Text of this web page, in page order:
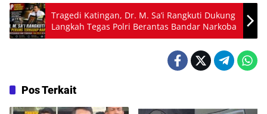
Tragedi Katingan, Dr. M. Sa’i Rangkuti Dukung
Langkah Tegas Polri Berantas Bandar Narkoba
Pos Terkait